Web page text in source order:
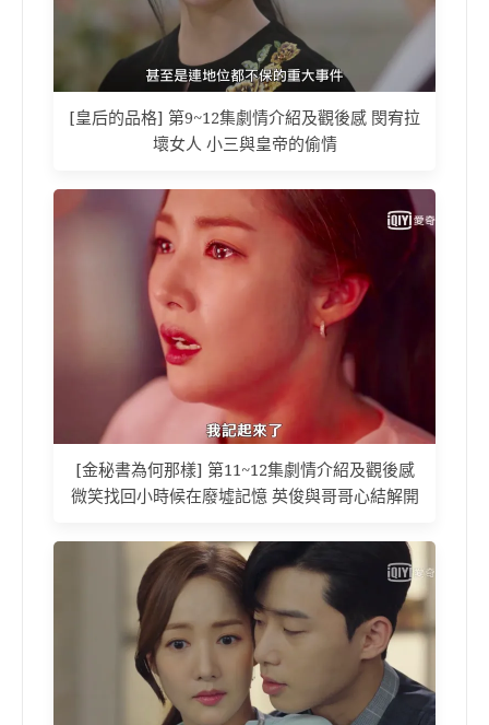
[皇后的品格] 第9~12集劇情介紹及觀後感 閔宥拉
壞女人 小三與皇帝的偷情
[金秘書為何那樣] 第11~12集劇情介紹及觀後感
微笑找回小時候在廢墟記憶 英俊與哥哥心結解開